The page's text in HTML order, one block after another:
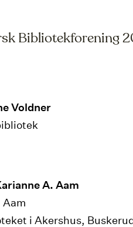
Bibliotekforening
Voldner
A. Aam
Aam
i Akershus,